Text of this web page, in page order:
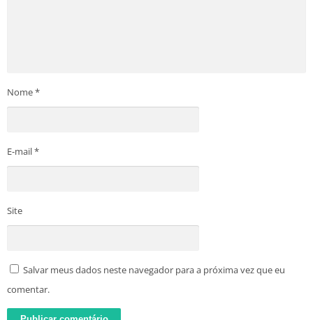
Nome*
E-mail*
Site
Salvar meus dados neste navegador para a próxima vez que eu
comentar.